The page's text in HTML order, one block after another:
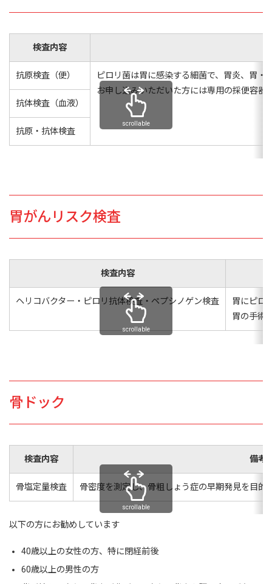
検査内容
抗原検査（便）
ピロリ菌は胃に感染する細菌で、胃炎、胃
お申し込みいただいた方には専用の採便容器
抗体検査（血液）
抗原・抗体検査
scrollable
胃がんリスク検査
検査内容
ヘリコバクター・ピロリ抗体検査・ペプシノゲン検査
胃にピロ
胃の手術
scrollable
骨ドック
検査内容 備考
骨塩定量検査 骨密度を測定し、骨粗しょう症の早期発見を目的
scrollable
以下の方にお勧めしています
40歳以上の女性の方、特に閉経前後
60歳以上の男性の方